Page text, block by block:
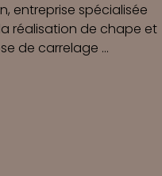
et compétents pour la
réalisation de vos
Mewen, applicateur f...